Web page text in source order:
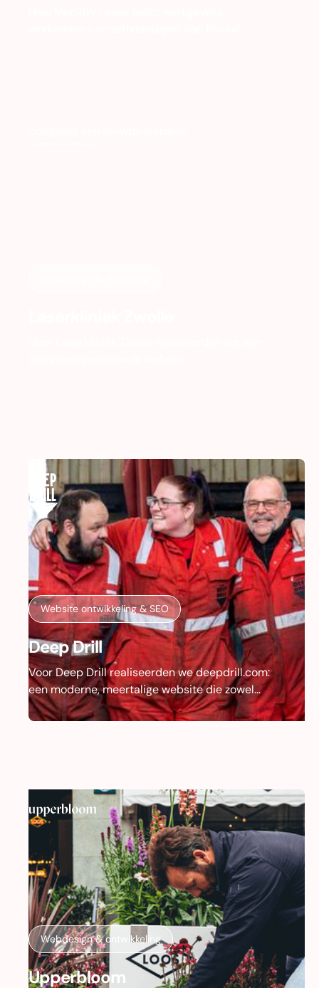
Website ontwikkeling & SEO
Deep Drill
Voor Deep Drill realiseerden we deepdrill.com:
een moderne, meertalige website die zowel
klanten informeert over dienstverlening en
producten als talent enthousiast maakt voor het
SEO, performance en beleving.
Webdesign & ontwikkeling
Upperbloom